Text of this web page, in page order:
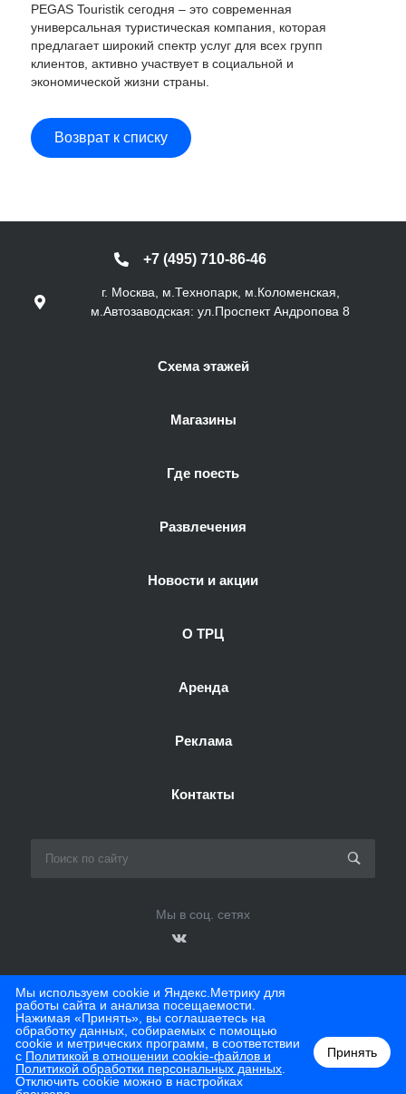
PEGAS Touristik сегодня – это современная
универсальная туристическая компания, которая
предлагает широкий спектр услуг для всех групп
клиентов, активно участвует в социальной и
экономической жизни страны.
Возврат к списку
+7 (495) 710-86-46
г. Москва, м.Технопарк, м.Коломенская,
м.Автозаводская: ул.Проспект Андропова 8
Схема этажей
Магазины
Где поесть
Развлечения
Новости и акции
О ТРЦ
Аренда
Реклама
Контакты
Мы в соц. сетях
© 2026 ТЦ Мегаполис
Мы используем cookie и Яндекс.Метрику для
работы сайта и анализа посещаемости.
Нажимая «Принять», вы соглашаетесь на
обработку данных, собираемых с помощью
cookie и метрических программ, в соответствии
с Политикой в отношении cookie-файлов и
Политикой обработки персональных данных
Отключить cookie можно в настройках
Принять